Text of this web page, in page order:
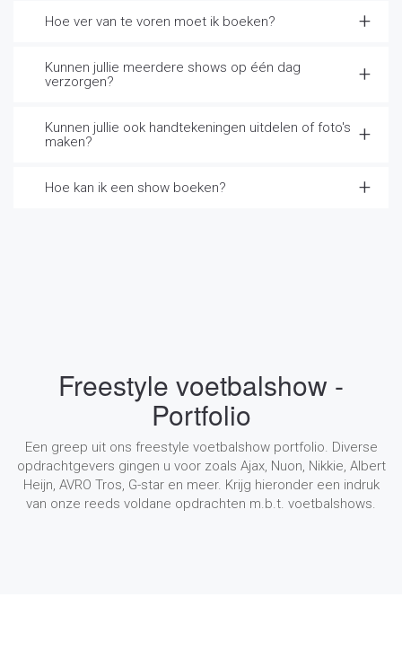
Hoe ver van te voren moet ik boeken?
Kunnen jullie meerdere shows op één dag
verzorgen?
Kunnen jullie ook handtekeningen uitdelen of foto's
maken?
Hoe kan ik een show boeken?
Freestyle voetbalshow -
Portfolio
Een greep uit ons freestyle voetbalshow portfolio. Diverse
opdrachtgevers gingen u voor zoals Ajax, Nuon, Nikkie, Albert
Heijn, AVRO Tros, G-star en meer. Krijg hieronder een indruk
van onze reeds voldane opdrachten m.b.t. voetbalshows.